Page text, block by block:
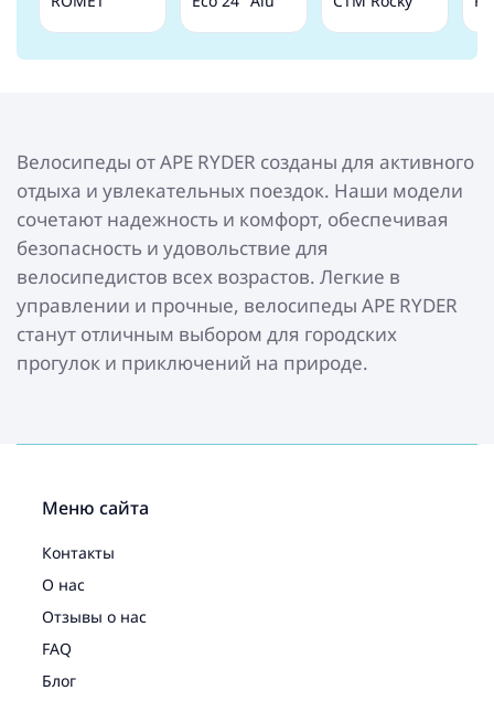
white
Велосипеды от APE RYDER созданы для активного
отдыха и увлекательных поездок. Наши модели
сочетают надежность и комфорт, обеспечивая
безопасность и удовольствие для
велосипедистов всех возрастов. Легкие в
управлении и прочные, велосипеды APE RYDER
станут отличным выбором для городских
прогулок и приключений на природе.
Меню сайта
Контакты
О нас
Отзывы о нас
FAQ
Блог